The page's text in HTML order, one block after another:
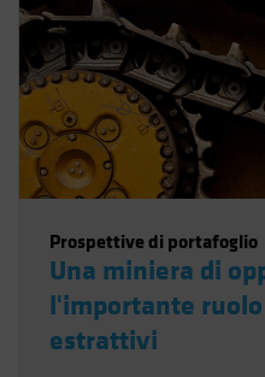
Prospettive di portafoglio
Una miniera di
l'importante
estrattivi